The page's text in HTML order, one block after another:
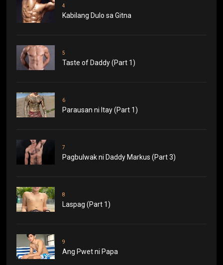
4
Kabilang Dulo sa Gitna
5
Taste of Daddy (Part 1)
6
Parausan ni Itay (Part 1)
7
Pagbulwak ni Daddy Markus (Part 3)
8
Laspag (Part 1)
9
Ang Pwet ni Papa